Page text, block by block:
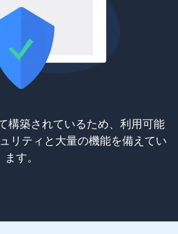
構築されているため、利用可能
リティと大量の機能を備えてい
ます。